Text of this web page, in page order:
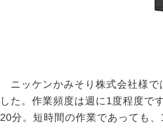
ニッケンかみそり株式会社様で
した。作業頻度は週に1度程度で
20分。短時間の作業であっても